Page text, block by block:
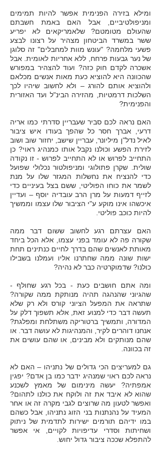
ומילא בזירה הפנימית אפשר להיות תמימים
ומניפולטיביים, אבל האם באמת חשבתם
שהעולם מטומטם? שלאמריקאים לא יפריע
ששר במשרד הביטחון מצהיר על רצונו לבצע
פשעי מלחמה? "עונש מוות למחבלים" זה סלוגן
של נער גבעות פרחח, ללא אחריות לאומית. אבל
אשכרה לקדם חוק כזה? ועוד להצהיר במפורש
שהכוונה היא להוציא כעת מאות אנשים מכלאם
ולהוציא אותם להורג – ולא לחשוב שיהיו לכך
השלכות דרמטיות, מהזירה הבינ"ל ועד האזורית
והפנימית?
האם נראה לכם סביר שעבריין סדרתי כמו אריה
דרעי, אברך חסר כל שהפך בעודו איש ציבור
לאיל נדל"ן מיליונר, עבריין שישב, יחזור שוב ושוב
לזירת הפשע וכולנו נקבל אותו כמנהיג ראוי? כן
התחייב לפרוש או לא התחייב לפרוש - זו נקודה
שולית. שקרן פתולוגי ומניפולטור נכלולי שפועל
כדי להנציח את נחשלות המגזר שלו על מנת
לשמר את כוחו הפוליטי, ששם בצל בעיניים כדי
לזייף דמעות על מרן הרב עובדיה יוסף – ועדיין
איכשהו אינו מוקע ע"י הציבור שלו עצמו וממשיך
להיות כוכב פוליטי.
האם עצרתם רגע לחשוב ששום דבר ממה
שקורה פה לא עומד בפני עצמו, אלא הכל ביחד
מאותת לאנשים שהם בדרך לחיים כנתינים תחת
ישות שונה ממה שחתרנו אליו ועמלנו בשבילו
כולנו? שדמוקרטיה כבר לא נהיה?
ומה אתם חושבים כעת - בכל רגע שחולף -
שהגיוני שהנהגה תהיה מנותקת ממה שקורה?
שתראה את המפעל הציוני קורס ולא רק שלא
תעשה דבר כדי למנוע זאת, אלא תשפוך דלק על
המדורה, ותמשיך ברטוריקה משתלחת ומפלגת?
אנחנו דוהרים לקיר, והמנהיגות לא עושה דבר. או
שהם מנותקים ולא מבינים, או שהם עושים את
זה בכוונה.
גם למעריצים הכי גדולים של נתניהו – האם לא
נראה לכם ראוי שמנהיג ידבר כמו בן אדם? יפגין
אמפתיה? יעשה מינימום של מאמץ לשכנע
שהוא לא איבד את זה ולוקח את כולנו לתהום?
ואפשר לטעון מה שרוצים לגבי מקרה זה או אחר
המעיד על נהנתנות בני הזוג נתניהו, אבל כשהם
במו ידיהם תורמים ישירות לתדמית של ניתוק
ושחיתות וסדרי עדיפויות לקויים, אי אפשר
להתפלא שככה ציבור גדול יחוש.